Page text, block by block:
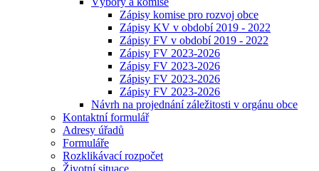
Zápisy komise pro rozvoj obce
Zápisy KV v období 2019 - 2022
Zápisy FV v období 2019 - 2022
Zápisy FV 2023-2026
Zápisy FV 2023-2026
Zápisy FV 2023-2026
Zápisy FV 2023-2026
Návrh na projednání záležitosti v orgánu obce
Kontaktní formulář
Adresy úřadů
Formuláře
Rozklikávací rozpočet
Životní situace